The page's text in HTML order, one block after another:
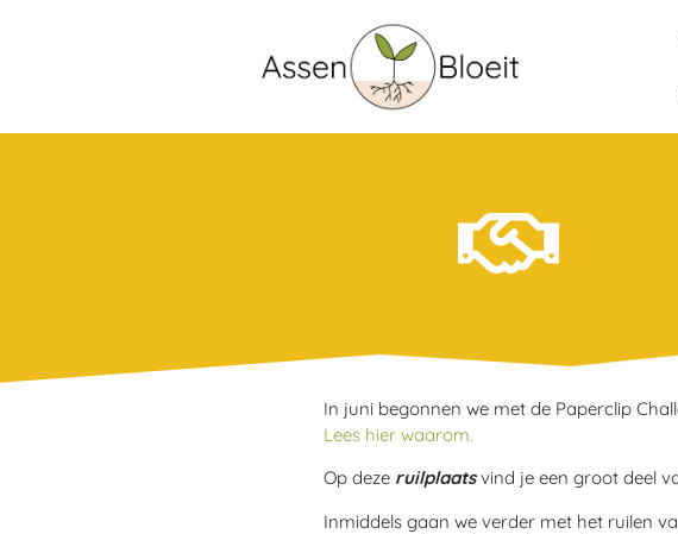
In juni begonnen we met de Paperclip
Lees hier waarom.
Op deze ruilplaats vind je een groot deel
Inmiddels gaan we verder met het ruilen